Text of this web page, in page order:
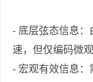
- 底层弦态信息
速，但仅编码微
- 宏观有效信息：